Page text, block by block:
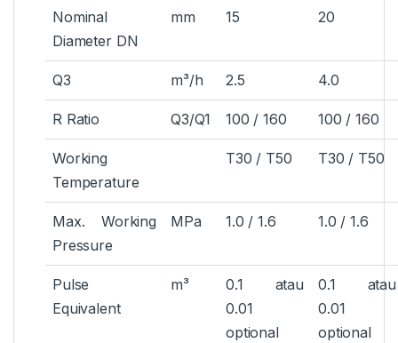
Nominal
Diameter DN
mm 15 20
Q3 m³/h 2.5 4.0
R Ratio Q3/Q1 100 / 160 100 / 160
Working
Temperature
T30 / T50 T30 / T50
Max. Working
Pressure
MPa 1.0 / 1.6 1.0 / 1.6
Pulse
Equivalent
m³
0.1 atau
0.01
optional
0.1 atau
0.01
optional